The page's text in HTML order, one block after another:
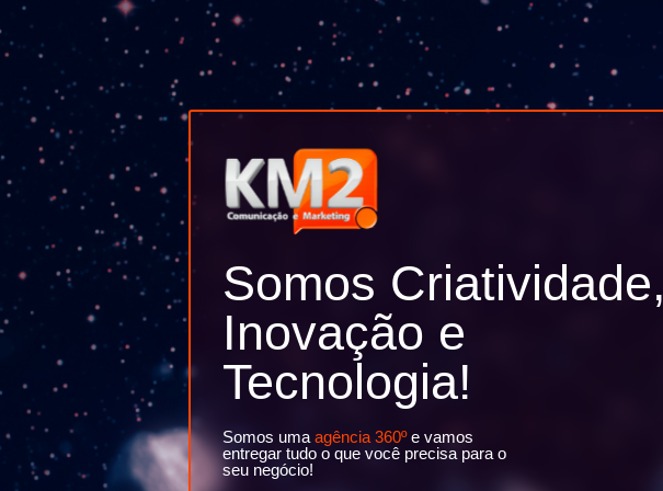
Somos Criatividade,
Inovação e
Tecnologia!
Somos uma agência 360ºe vamos
entregar tudo o que você precisa para o
seu negócio!